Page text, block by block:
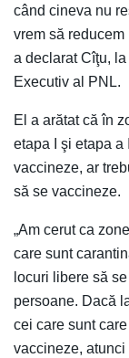
când cineva nu
vrem să reducem
a declarat Cîţu,
Executiv al PNL.
El a arătat că în
etapa I şi etapa a
vaccineze, ar
să se vaccineze.
„Am cerut ca
care sunt
locuri libere să
persoane. Dacă
cei care sunt
vaccineze, atunci